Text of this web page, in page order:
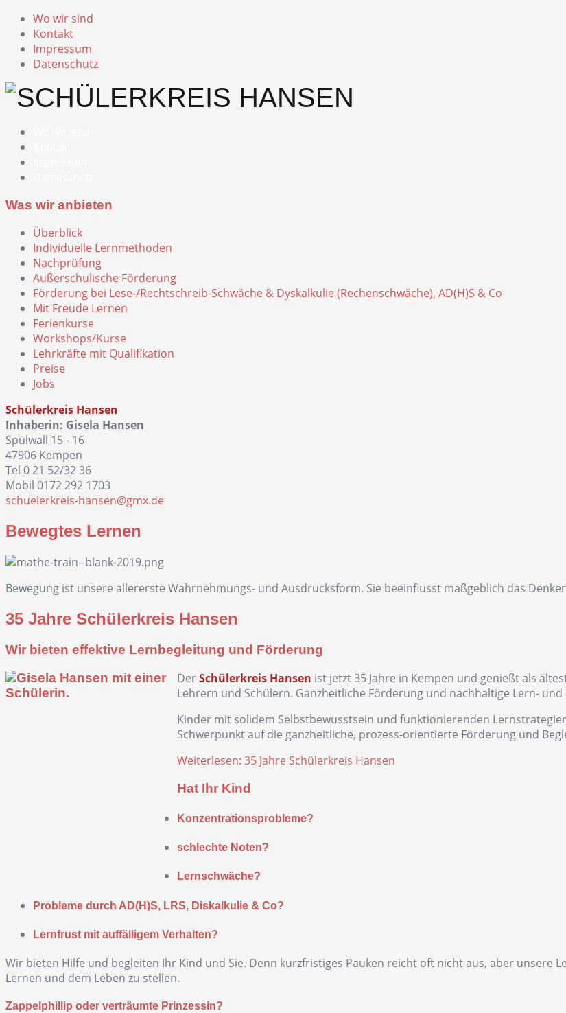
Wo wir sind
Kontakt
Impressum
Datenschutz
Was wir anbieten
Überblick
Individuelle Lernmethoden
Nachprüfung
Außerschulische Förderung
Förderung bei Lese-/Rechtschreib-Schwäche & Dyskalkulie (Rechenschwäche), AD(H)S & Co
Mit Freude Lernen
Ferienkurse
Workshops/Kurse
Lehrkräfte mit Qualifikation
Preise
Jobs
Schülerkreis Hansen
Inhaberin: Gisela Hansen
Spülwall 15 - 16
47906 Kempen
Tel 0 21 52/32 36
Mobil 0172 292 1703
schuelerkreis-hansen@gmx.de
Bewegtes Lernen
Bewegung ist unsere allererste Wahrnehmungs- und Ausdrucksform. Sie beeinflusst maßgeblich das
35 Jahre Schülerkreis Hansen
Wir bieten effektive Lernbegleitung und Förderung
DerSchülerkreis Hansen ist jetzt 35 Jahre in Kempen und genießt als
Lehrern und Schülern. Ganzheitliche Förderung und nachhaltige Lern-
Kinder mit solidem Selbstbewusstsein und funktionierenden
Schwerpunkt auf die ganzheitliche, prozess-orientierte Förderung und
Weiterlesen: 35 Jahre Schülerkreis Hansen
Hat Ihr Kind
Konzentrationsprobleme?
schlechte Noten?
Lernschwäche?
Probleme durch AD(H)S, LRS, Diskalkulie & Co?
Lernfrust mit auffälligem Verhalten?
Wir bieten Hilfe und begleiten Ihr Kind und Sie. Denn kurzfristiges Pauken reicht oft nicht aus, aber unsere
Lernen und dem Leben zu stellen.
Zappelphillip oder verträumte Prinzessin?